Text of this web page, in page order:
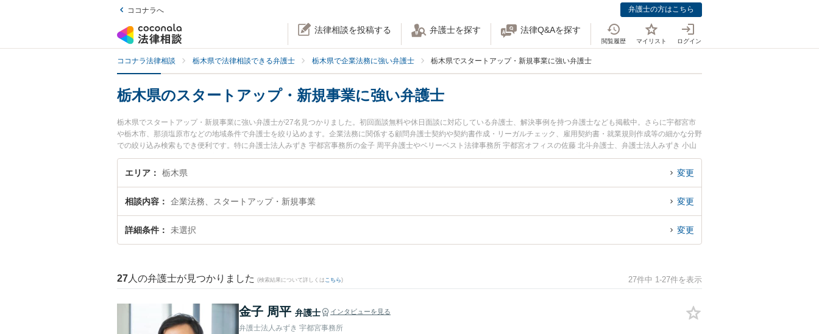
ココナラへ 弁護士の方はこちら
法律相談を投稿する 弁護士を探す 法律Q&Aを探す
閲覧履歴 マイリスト ログイン
ココナラ法律相談 栃木県で法律相談できる弁護士 栃木県で企業法務に強い弁護士 栃木県でスタートアップ・新規事業に強い弁護士
栃木県のスタートアップ・新規事業に強い弁護士
栃木県でスタートアップ・新規事業に強い弁護士が27名見つかりました。初回面談無料や休日面談に対応している弁護士、解決事例を持つ弁護士なども掲載中。さらに宇都宮市
や栃木市、那須塩原市などの地域条件で弁護士を絞り込めます。企業法務に関係する顧問弁護士契約や契約書作成・リーガルチェック、雇用契約書・就業規則作成等の細かな分野
での絞り込み検索もでき便利です。特に弁護士法人みずき 宇都宮事務所の金子 周平弁護士やベリーベスト法律事務所 宇都宮オフィスの佐藤 北斗弁護士、弁護士法人みずき 小山
事務所の野沢 大樹弁護士のプロフィール情報や弁護士費用、強みなどが注目されています。『栃木県で土日や夜間に発生したスタートアップ・新規事業のトラブルを今すぐに弁
護士に相談したい』『スタートアップ・新規事業のトラブル解決の実績豊富な近くの弁護士を検索したい』『初回相談無料でスタートアップ・新規事業を法律相談できる栃木県内
エリア 栃木県 変更
相談内容 企業法務、スタートアップ・新規事業 変更
詳細条件 未選択 変更
27 人の弁護士が見つかりました (検索結果について詳しくは こちら) 27件中 1-27件を表示
金子 周平 弁護士 インタビューを見る
弁護士法人みずき 宇都宮事務所